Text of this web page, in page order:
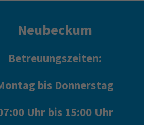
Neubeckum
Betreuungszeiten:
bis Donnerstag
Uhr bis 15:00 Uhr